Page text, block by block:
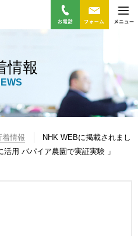
情報
着情報
NHK WEBに掲載されまし
用 パパイア農園で実証実験 」